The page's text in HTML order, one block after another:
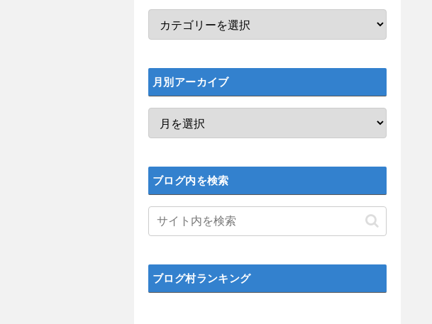
月別アーカイブ
ブログ内を検索
ブログ村ランキング